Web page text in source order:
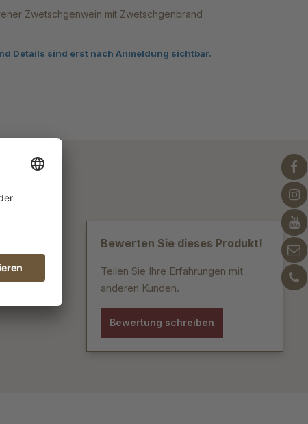
Zwetschgenwein mit Zwetschgenbrand
Details sind erst nach Anmeldung sichtbar.
Bewerten Sie dieses Produkt!
Teilen Sie Ihre Erfahrungen mit
anderen Kunden.
Bewertung schreiben